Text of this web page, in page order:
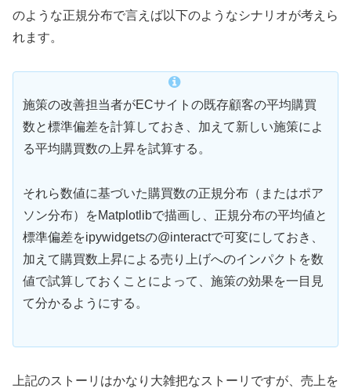
のような正規分布で言えば以下のようなシナリオが考えら
れます。
施策の改善担当者がECサイトの既存顧客の平均購買
数と標準偏差を計算しておき、加えて新しい施策によ
る平均購買数の上昇を試算する。
それら数値に基づいた購買数の正規分布（またはポア
ソン分布）をMatplotlibで描画し、正規分布の平均値と
標準偏差をipywidgetsの@interactで可変にしておき、
加えて購買数上昇による売り上げへのインパクトを数
値で試算しておくことによって、施策の効果を一目見
て分かるようにする。
上記のストーリはかなり大雑把なストーリですが、売上を